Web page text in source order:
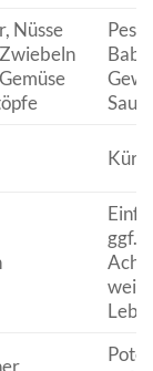
Nüsse
ggf.